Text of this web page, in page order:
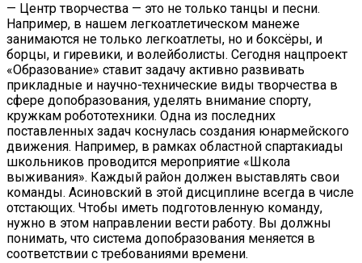
— Центр творчества — это не только танцы и песни.
Например, в нашем легкоатлетическом манеже
занимаются не только легкоатлеты, но и боксёры, и
борцы, и гиревики, и волейболисты. Сегодня нацпроект
«Образование» ставит задачу активно развивать
прикладные и научно-технические виды творчества в
сфере допобразования, уделять внимание спорту,
кружкам робототехники. Одна из последних
поставленных задач коснулась создания юнармейского
движения. Например, в рамках областной спартакиады
школьников проводится мероприятие «Школа
выживания». Каждый район должен выставлять свои
команды. Асиновский в этой дисциплине всегда в числе
отстающих. Чтобы иметь подготовленную команду,
нужно в этом направлении вести работу. Вы должны
понимать, что система допобразования меняется в
соответствии с требованиями времени.